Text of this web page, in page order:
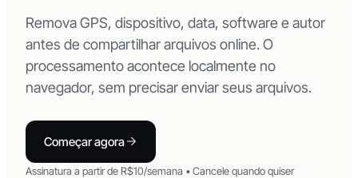
Remova GPS, dispositivo, data, software e autor
antes de compartilhar arquivos online. O
processamento acontece localmente no
navegador, sem precisar enviar seus arquivos.
Começar agora
Assinatura a partir de R$10/semana • Cancele quando quiser